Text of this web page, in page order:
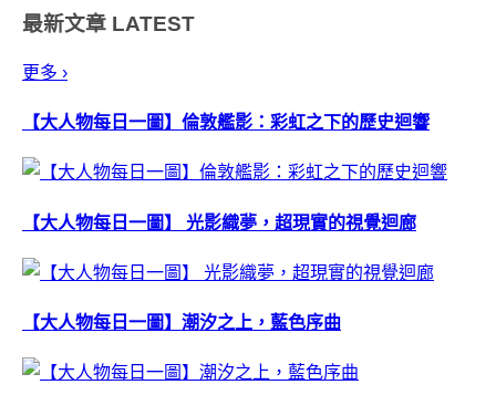
最新文章 LATEST
更多 ›
【大人物每日一圖】倫敦艦影：彩虹之下的歷史迴響
【大人物每日一圖】 光影織夢，超現實的視覺迴廊
【大人物每日一圖】潮汐之上，藍色序曲